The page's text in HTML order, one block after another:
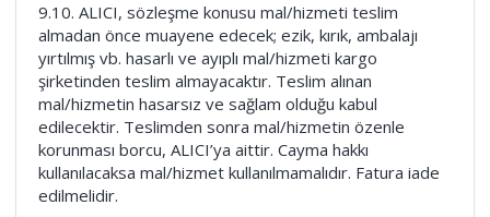
9.10. ALICI, sözleşme konusu mal/hizmeti teslim
almadan önce muayene edecek; ezik, kırık, ambalajı
yırtılmış vb. hasarlı ve ayıplı mal/hizmeti kargo
şirketinden teslim almayacaktır. Teslim alınan
mal/hizmetin hasarsız ve sağlam olduğu kabul
edilecektir. Teslimden sonra mal/hizmetin özenle
korunması borcu, ALICI’ya aittir. Cayma hakkı
kullanılacaksa mal/hizmet kullanılmamalıdır. Fatura iade
edilmelidir.